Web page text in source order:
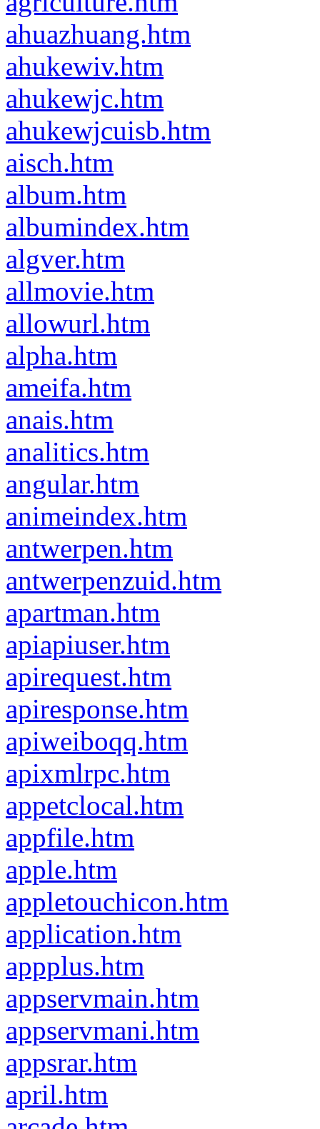
ahuazhuang.htm
ahukewiv.htm
ahukewjc.htm
ahukewjcuisb.htm
aisch.htm
album.htm
albumindex.htm
algver.htm
allmovie.htm
allowurl.htm
alpha.htm
ameifa.htm
anais.htm
analitics.htm
angular.htm
animeindex.htm
antwerpen.htm
antwerpenzuid.htm
apartman.htm
apiapiuser.htm
apirequest.htm
apiresponse.htm
apiweiboqq.htm
apixmlrpc.htm
appetclocal.htm
appfile.htm
apple.htm
appletouchicon.htm
application.htm
appplus.htm
appservmain.htm
appservmani.htm
appsrar.htm
april.htm